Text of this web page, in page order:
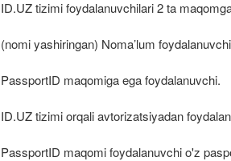
ID.UZ tizimi foydalanuvchilari 2 ta
(nomi yashiringan) Noma’lum
PassportID maqomiga ega foydalanuvchi.
ID.UZ tizimi orqali avtorizatsiyadan
PassportID maqomi foydalanuvchi o'z